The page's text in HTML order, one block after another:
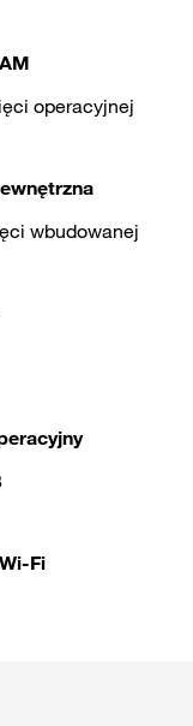
operacyjnej
wbudowanej
Fi